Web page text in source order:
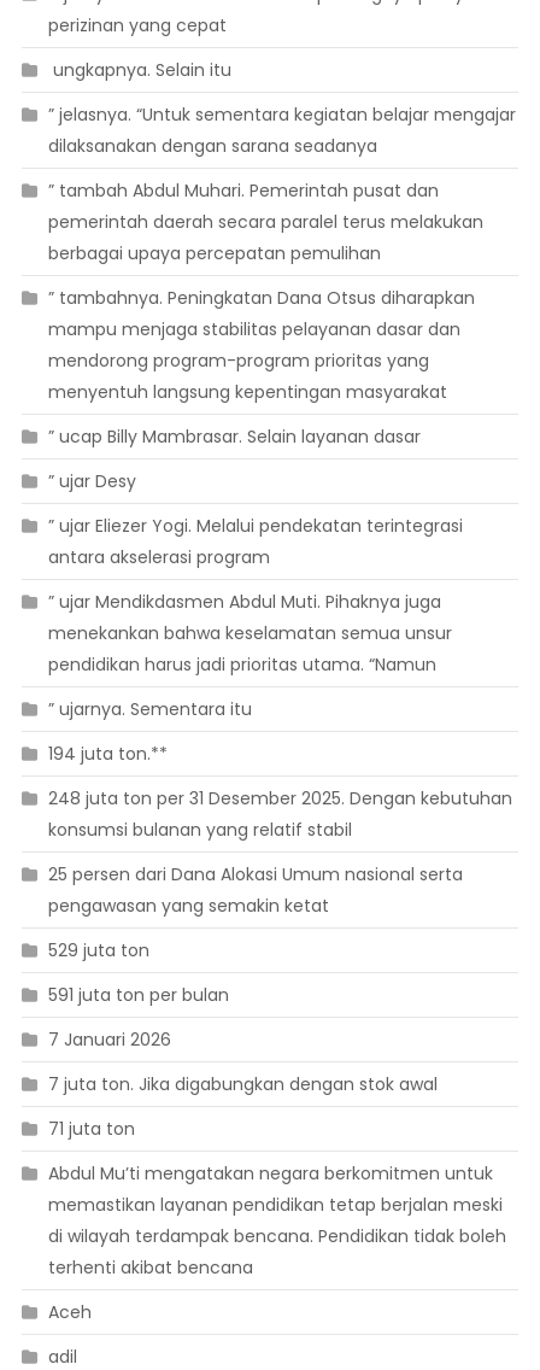
perizinan yang cepat
 ungkapnya. Selain itu
” jelasnya. “Untuk sementara kegiatan belajar mengajar
dilaksanakan dengan sarana seadanya
” tambah Abdul Muhari. Pemerintah pusat dan
pemerintah daerah secara paralel terus melakukan
berbagai upaya percepatan pemulihan
” tambahnya. Peningkatan Dana Otsus diharapkan
mampu menjaga stabilitas pelayanan dasar dan
mendorong program-program prioritas yang
menyentuh langsung kepentingan masyarakat
” ucap Billy Mambrasar. Selain layanan dasar
” ujar Desy
” ujar Eliezer Yogi. Melalui pendekatan terintegrasi
antara akselerasi program
” ujar Mendikdasmen Abdul Muti. Pihaknya juga
menekankan bahwa keselamatan semua unsur
pendidikan harus jadi prioritas utama. “Namun
” ujarnya. Sementara itu
194 juta ton.**
248 juta ton per 31 Desember 2025. Dengan kebutuhan
konsumsi bulanan yang relatif stabil
25 persen dari Dana Alokasi Umum nasional serta
pengawasan yang semakin ketat
529 juta ton
591 juta ton per bulan
7 Januari 2026
7 juta ton. Jika digabungkan dengan stok awal
71 juta ton
Abdul Mu’ti mengatakan negara berkomitmen untuk
memastikan layanan pendidikan tetap berjalan meski
di wilayah terdampak bencana. Pendidikan tidak boleh
terhenti akibat bencana
Aceh
adil